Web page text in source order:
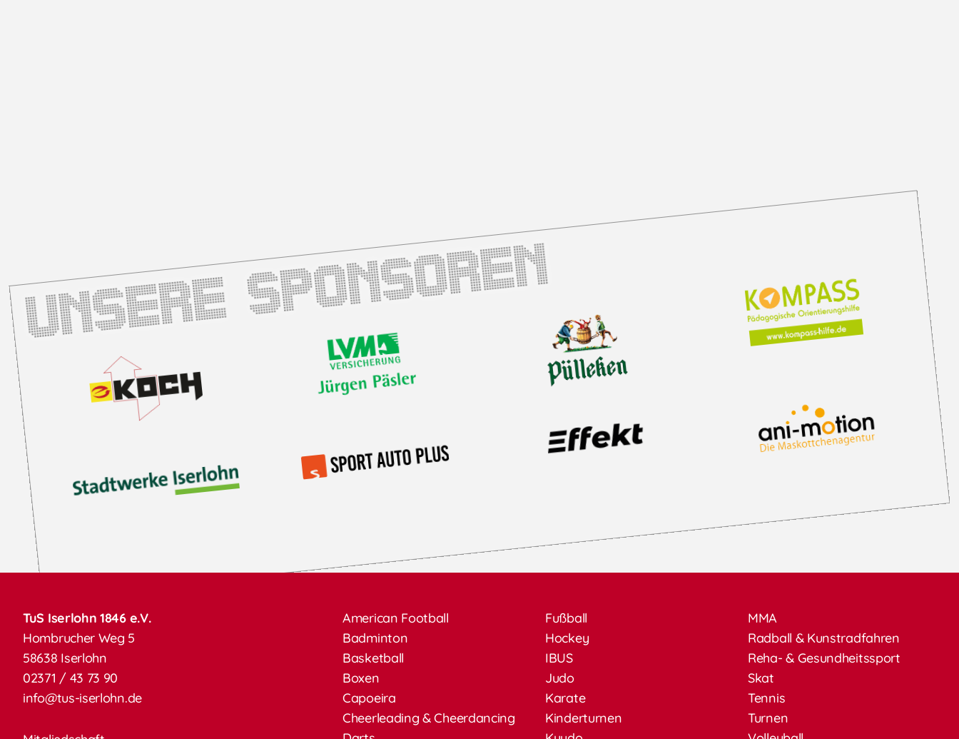
Unsere Sponsoren
TuS Iserlohn 1846 e.V.
Hombrucher Weg 5
58638 Iserlohn
02371 / 43 73 90
info@tus-iserlohn.de
American Football
Badminton
Basketball
Boxen
Capoeira
Cheerleading & Cheerdancing
Fußball
Hockey
IBUS
Judo
Karate
Kinderturnen
MMA
Radball & Kunstradfahren
Reha- & Gesundheitssport
Skat
Tennis
Turnen